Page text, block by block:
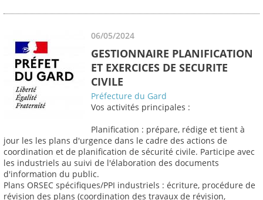
06/05/2024
GESTIONNAIRE PLANIFICATION
ET EXERCICES DE SECURITE
CIVILE
Préfecture du Gard
Vos activités principales :
Planification : prépare, rédige et tient à
jour les les plans d'urgence dans le cadre des actions de
coordination et de planification de sécurité civile. Participe avec
les industriels au suivi de l'élaboration des documents
d'information du public.
Plans ORSEC spécifiques/PPI industriels : écriture, procédure de
révision des plans (coordination des travaux de révision,